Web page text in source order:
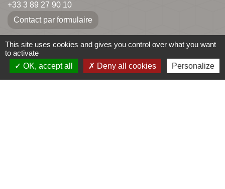
+33 3 89 27 90 10
Contact par formulaire
Jumelages
Ingersheim
This site uses cookies and gives you control over what you want
to activate
OK, accept all
Deny all cookies Personalize